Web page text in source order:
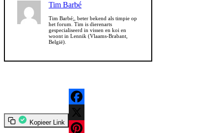
Tim Barbé
Tim Barbé;, beter bekend als timpie op
het forum. Tim is dierenarts
gespecialiseerd in vissen en koi en
woont in Lennik (Vlaams-Brabant,
België).
Kopieer Link
Facebook
X